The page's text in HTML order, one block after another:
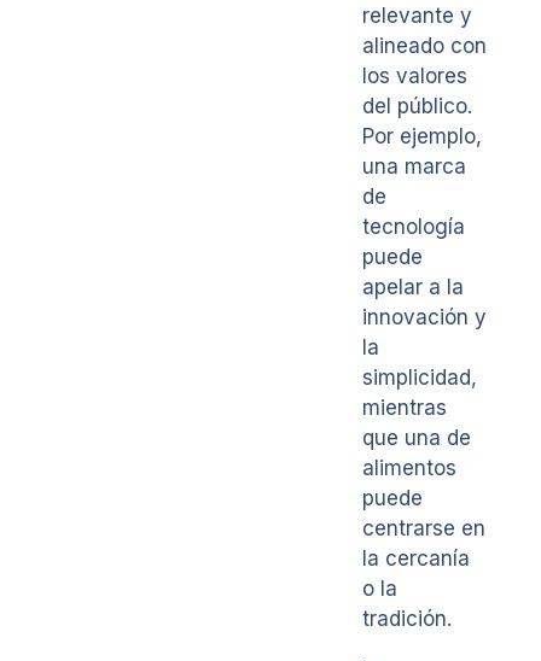
relevante y
alineado con
los valores
del público.
Por ejemplo,
una marca
de
tecnología
puede
apelar a la
innovación y
la
simplicidad,
mientras
que una de
alimentos
puede
centrarse en
la cercanía
o la
tradición.